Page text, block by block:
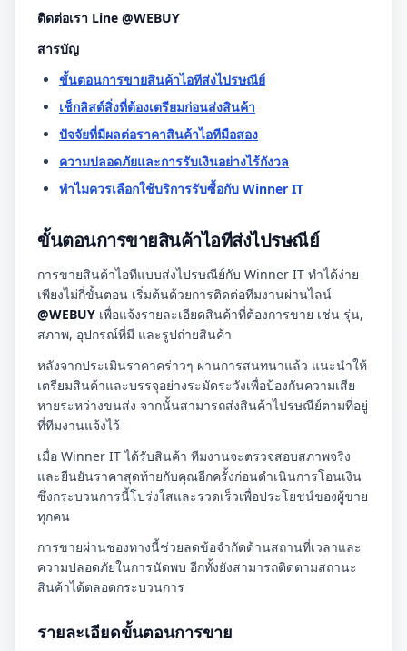
ติดต่อเรา Line @WEBUY
สารบัญ
ขั้นตอนการขายสินค้าไอทีส่งไปรษณีย์
เช็กลิสต์สิ่งที่ต้องเตรียมก่อนส่งสินค้า
ปัจจัยที่มีผลต่อราคาสินค้าไอทีมือสอง
ความปลอดภัยและการรับเงินอย่างไร้กังวล
ทำไมควรเลือกใช้บริการรับซื้อกับ Winner IT
ขั้นตอนการขายสินค้าไอทีส่งไปรษณีย์
การขายสินค้าไอทีแบบส่งไปรษณีย์กับ Winner IT ทำได้ง่าย
เพียงไม่กี่ขั้นตอน เริ่มต้นด้วยการติดต่อทีมงานผ่านไลน์
@WEBUY เพื่อแจ้งรายละเอียดสินค้าที่ต้องการขาย เช่น รุ่น,
สภาพ, อุปกรณ์ที่มี และรูปถ่ายสินค้า
หลังจากประเมินราคาคร่าวๆ ผ่านการสนทนาแล้ว แนะนำให้
เตรียมสินค้าและบรรจุอย่างระมัดระวังเพื่อป้องกันความเสีย
หายระหว่างขนส่ง จากนั้นสามารถส่งสินค้าไปรษณีย์ตามที่อยู่
ที่ทีมงานแจ้งไว้
เมื่อ Winner IT ได้รับสินค้า ทีมงานจะตรวจสอบสภาพจริง
และยืนยันราคาสุดท้ายกับคุณอีกครั้งก่อนดำเนินการโอนเงิน
ซึ่งกระบวนการนี้โปร่งใสและรวดเร็วเพื่อประโยชน์ของผู้ขาย
ทุกคน
การขายผ่านช่องทางนี้ช่วยลดข้อจำกัดด้านสถานที่เวลาและ
ความปลอดภัยในการนัดพบ อีกทั้งยังสามารถติดตามสถานะ
สินค้าได้ตลอดกระบวนการ
รายละเอียดขั้นตอนการขาย